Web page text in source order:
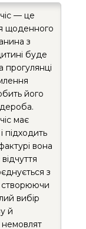
— це
щоденного
з
буде
його
має
підходить
вона
з
створюючи
вибір
й